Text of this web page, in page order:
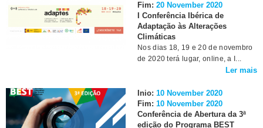
Fim: 20 November 2020
I Conferência Ibérica de
Adaptação às Alterações
Climáticas
Nos dias 18, 19 e 20 de novembro
de 2020 terá lugar, online, a I...
Ler mais
Inio: 10 November 2020
Fim: 10 November 2020
Conferência de Abertura da 3ª
edição do Programa BEST